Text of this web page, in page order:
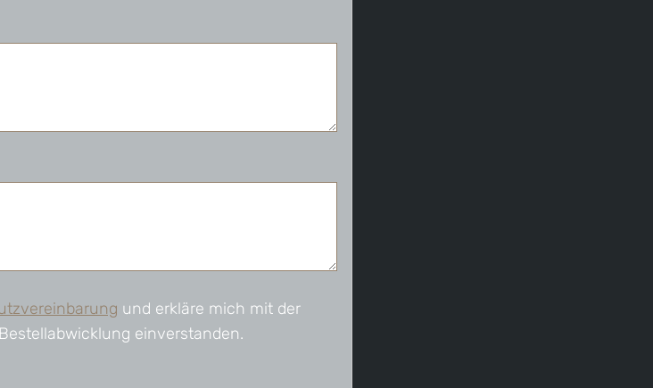
und erkläre mich mit der
einverstanden.